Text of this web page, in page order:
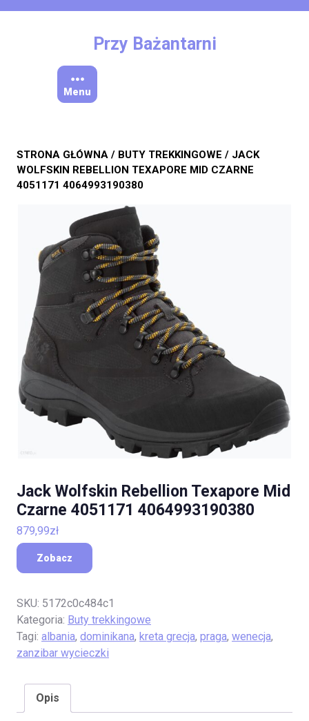
Przy Bażantarni
Menu
STRONA GŁÓWNA / BUTY TREKKINGOWE / JACK
WOLFSKIN REBELLION TEXAPORE MID CZARNE
4051171 4064993190380
Jack Wolfskin Rebellion Texapore Mid
Czarne 4051171 4064993190380
879,99zł
Zobacz
SKU: 5172c0c484c1
Kategoria: Buty trekkingowe
Tagi: albania, dominikana, kreta grecja, praga, wenecja,
zanzibar wycieczki
Opis